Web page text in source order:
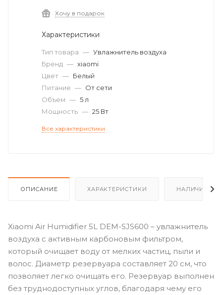
Хочу в подарок
Характеристики
Тип товара — Увлажнитель воздуха
Бренд — xiaomi
Цвет — Белый
Питание — От сети
Объем — 5 л
Мощность — 25 Вт
Все характеристики
ОПИСАНИЕ ХАРАКТЕРИСТИКИ НАЛИЧИЕ
Xiaomi Air Humidifier 5L DEM-SJS600 – увлажнитель
воздуха с активным карбоновым фильтром,
который очищает воду от мелких частиц, пыли и
волос. Диаметр резервуара составляет 20 см, что
позволяет легко очищать его. Резервуар выполнен
без труднодоступных углов, благодаря чему его